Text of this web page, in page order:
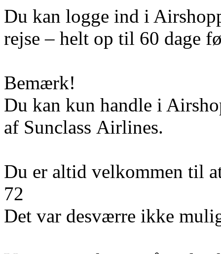
Du kan logge ind i
rejse – helt op til 60 dage
Bemærk!
Du kan kun handle i
af Sunclass Airlines.
Du er altid velkommen til
72
Det var desværre ikke